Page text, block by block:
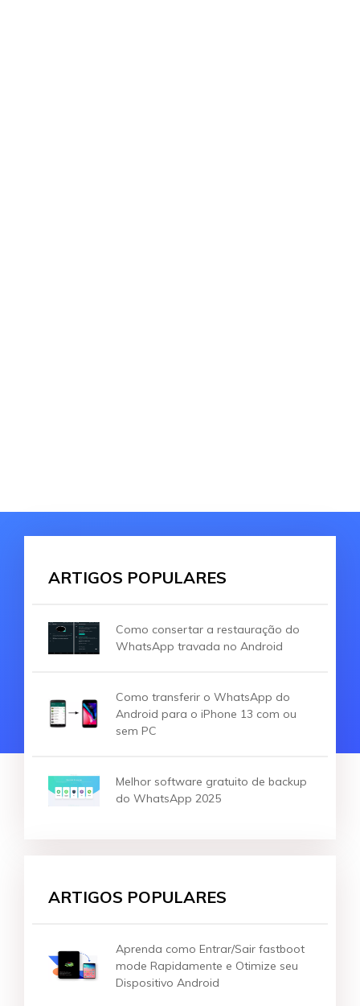
ARTIGOS POPULARES
Como consertar a restauração do
WhatsApp travada no Android
Como transferir o WhatsApp do
Android para o iPhone 13 com ou
sem PC
Melhor software gratuito de backup
do WhatsApp 2025
ARTIGOS POPULARES
Aprenda como Entrar/Sair fastboot
mode Rapidamente e Otimize seu
Dispositivo Android